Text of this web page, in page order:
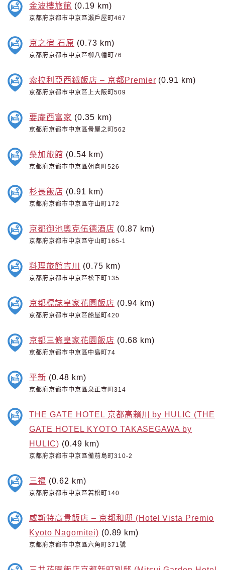
金波樓旅館 (0.19 km)
京都府京都市中京區瀨戶屋町467
京之宿 石原 (0.73 km)
京都府京都市中京區柳八幡町76
索拉利亞西鐵飯店 – 京都Premier (0.91 km)
京都府京都市中京區上大阪町509
要庵西富家 (0.35 km)
京都府京都市中京區骨屋之町562
桑加旅館 (0.54 km)
京都府京都市中京區朝倉町526
杉長飯店 (0.91 km)
京都府京都市中京區守山町172
京都御池奧克伍德酒店 (0.87 km)
京都府京都市中京區守山町165-1
料理旅館吉川 (0.75 km)
京都府京都市中京區松下町135
京都標誌皇家花園飯店 (0.94 km)
京都府京都市中京區船屋町420
京都三條皇家花園飯店 (0.68 km)
京都府京都市中京區中島町74
平新 (0.48 km)
京都府京都市中京區泉正寺町314
THE GATE HOTEL 京都高賴川 by HULIC (THE
GATE HOTEL KYOTO TAKASEGAWA by
HULIC) (0.49 km)
京都府京都市中京區備前島町310-2
三福 (0.62 km)
京都府京都市中京區若松町140
威斯特高貴飯店 – 京都和邸 (Hotel Vista Premio
Kyoto Nagomitei) (0.89 km)
京都府京都市中京區六角町371號